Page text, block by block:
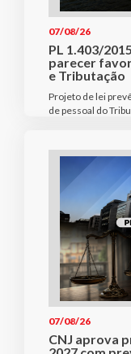
07/08/26
PL 1.403/
parecer
e Tributação
Projeto de lei
de pessoal do
07/08/26
CNJ aprova